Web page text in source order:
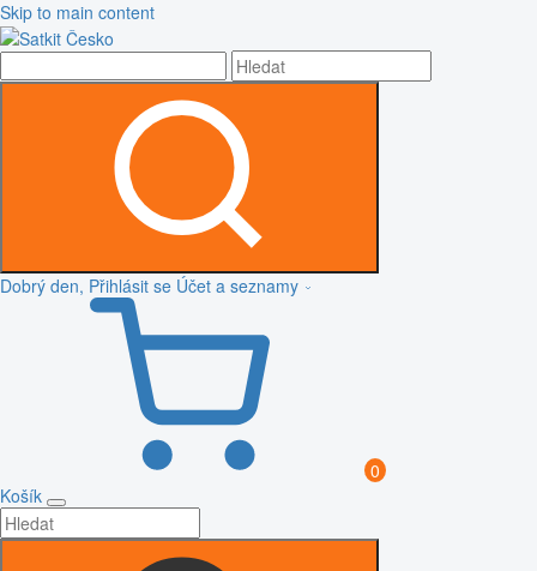
Skip to main content
Dobrý den, Přihlásit se Účet a seznamy
0
Košík